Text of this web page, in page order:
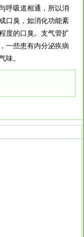
呼吸道相通，所以消
口臭，如消化功能紊
度的口臭。支气管扩
一些患有内分泌疾病
味。